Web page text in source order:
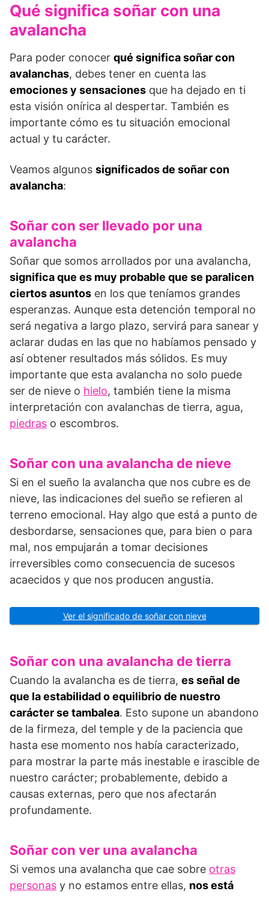
Qué significa soñar con una
avalancha
Para poder conocer qué significa soñar con
avalanchas, debes tener en cuenta las
emociones y sensaciones que ha dejado en ti
esta visión onírica al despertar. También es
importante cómo es tu situación emocional
actual y tu carácter.
Veamos algunos significados de soñar con
avalancha:
Soñar con ser llevado por una
avalancha
Soñar que somos arrollados por una avalancha,
significa que es muy probable que se paralicen
ciertos asuntos en los que teníamos grandes
esperanzas. Aunque esta detención temporal no
será negativa a largo plazo, servirá para sanear y
aclarar dudas en las que no habíamos pensado y
así obtener resultados más sólidos. Es muy
importante que esta avalancha no solo puede
ser de nieve o hielo, también tiene la misma
interpretación con avalanchas de tierra, agua,
piedras o escombros.
Soñar con una avalancha de nieve
Si en el sueño la avalancha que nos cubre es de
nieve, las indicaciones del sueño se refieren al
terreno emocional. Hay algo que está a punto de
desbordarse, sensaciones que, para bien o para
mal, nos empujarán a tomar decisiones
irreversibles como consecuencia de sucesos
acaecidos y que nos producen angustia.
Ver el significado de soñar con nieve
Soñar con una avalancha de tierra
Cuando la avalancha es de tierra, es señal de
que la estabilidad o equilibrio de nuestro
carácter se tambalea. Esto supone un abandono
de la firmeza, del temple y de la paciencia que
hasta ese momento nos había caracterizado,
para mostrar la parte más inestable e irascible de
nuestro carácter; probablemente, debido a
causas externas, pero que nos afectarán
profundamente.
Soñar con ver una avalancha
Si vemos una avalancha que cae sobre otras
personas y no estamos entre ellas, nos está